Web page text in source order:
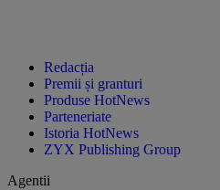
Redacția
Premii și granturi
Produse HotNews
Parteneriate
Istoria HotNews
ZYX Publishing Group
Agentii